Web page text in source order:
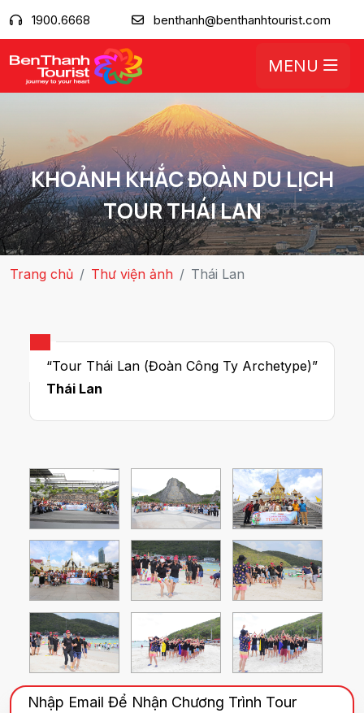
1900.6668 benthanh@benthanhtourist.com
MENU
KHOẢNH KHẮC ĐOÀN DU LỊCH
TOUR THÁI LAN
Trang chủ Thư viện ảnh Thái Lan
“Tour Thái Lan (Đoàn Công Ty Archetype)”
Thái Lan
Nhập Email Để Nhận Chương Trình Tour